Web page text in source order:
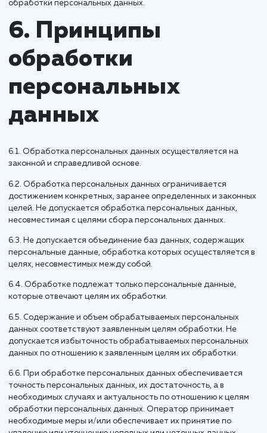
данных. При этом соблюдаются условия,
частности, ст. 10.1 Закона о персональных данных.
Требования к содержанию такого согласия
уполномоченным органом по защите прав субъектов
персональных данных.
5.8.1 Согласие на обработку персональных данных,
разрешенных для распространения, Пользователь
предоставляет Оператору непосредственно.
момента получения указанного согласия Пользователя
опубликовать информацию об условиях обработки, о
персональных данных, разрешенных для
5.8.3 Передача (распространение, предоставление,
персональных данных, разрешенных субъектом
данных для распространения, должна быть прекращена
любое время по требованию субъекта персональных
Данное требование должно включать в себя фамилию,
телефона, адрес электронной почты или почтовый адрес)
субъекта персональных данных, а также перечень
персональных данных, обработка которых подлежит
прекращению. Указанные в данном требовании
данные могут обрабатываться только Оператором,
оно направлено.
5.8.4 Согласие на обработку персональных данных,
разрешенных для распространения, прекращает свое
действие с момента поступления Оператору требования,
указанного в п. 5.8.3 настоящей Политики в отношении
обработки персональных данных.